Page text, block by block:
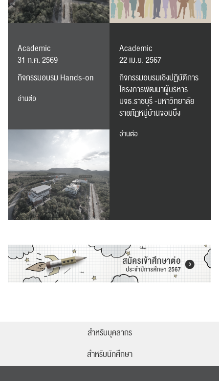
ค้นหา
Academic
31 ก.ค. 2569
กิจกรรมอบรม Hands-on
อ่านต่อ
Academic
22 เม.ย. 2567
กิจกรรมอบรมเชิงปฏิบัติการ
โครงการพัฒนาผู้บริหาร
มจธ.ราชบุรี -มหาวิทยาลัย
ราชภัฏหมู่บ้านจอมบึง
อ่านต่อ
สำหรับบุคลากร
สำหรับนักศึกษา